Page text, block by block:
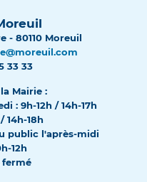
- 80110 Moreuil
33 33
Mairie :
: 9h-12h / 14h-17h
14h-18h
public l'après-midi
12h
fermé